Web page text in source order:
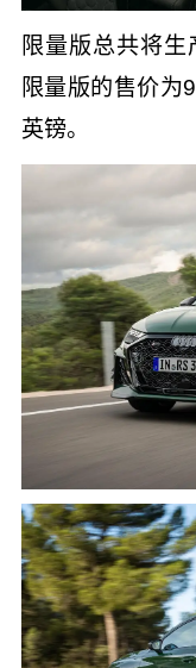
限量版总共将
限量版的售价为
英镑。